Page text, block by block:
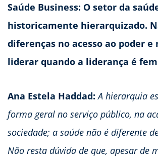
Saúde Business: O setor da
historicamente hierarquizado.
diferenças no acesso ao poder e
liderar quando a liderança é
Ana Estela Haddad:A hierarquia
forma geral no serviço público, na
sociedade; a saúde não é diferente
Não resta dúvida de que, apesar de